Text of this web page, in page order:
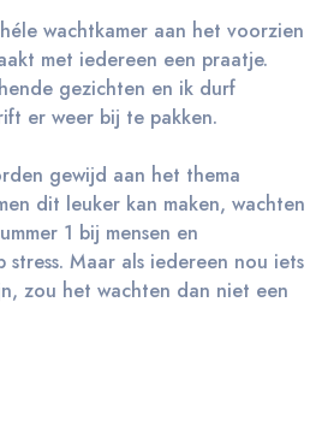
wachtkamer aan het voorzien
met iedereen een praatje.
gezichten en ik durf
er weer bij te pakken.
gewijd aan het thema
dit leuker kan maken, wachten
1 bij mensen en
Maar als iedereen nou iets
zou het wachten dan niet een